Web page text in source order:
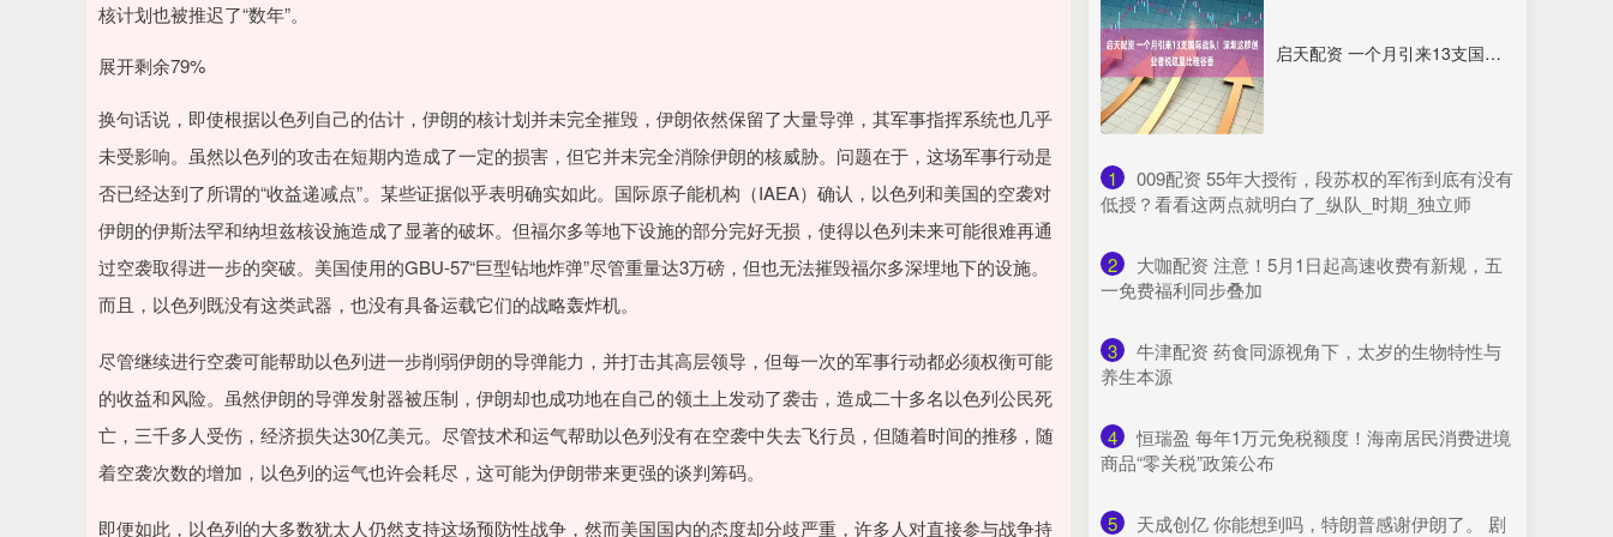
核计划也被推迟了“数年”。
展开剩余79%
换句话说，即使根据以色列自己的估计，伊朗的核计划并未完全摧毁，伊朗依然保留了大量导弹，其军事指挥系统也几乎
未受影响。虽然以色列的攻击在短期内造成了一定的损害，但它并未完全消除伊朗的核威胁。问题在于，这场军事行动是
否已经达到了所谓的“收益递减点”。某些证据似乎表明确实如此。国际原子能机构（IAEA）确认，以色列和美国的空袭对
伊朗的伊斯法罕和纳坦兹核设施造成了显著的破坏。但福尔多等地下设施的部分完好无损，使得以色列未来可能很难再通
过空袭取得进一步的突破。美国使用的GBU-57“巨型钻地炸弹”尽管重量达3万磅，但也无法摧毁福尔多深埋地下的设施。
而且，以色列既没有这类武器，也没有具备运载它们的战略轰炸机。
尽管继续进行空袭可能帮助以色列进一步削弱伊朗的导弹能力，并打击其高层领导，但每一次的军事行动都必须权衡可能
的收益和风险。虽然伊朗的导弹发射器被压制，伊朗却也成功地在自己的领土上发动了袭击，造成二十多名以色列公民死
亡，三千多人受伤，经济损失达30亿美元。尽管技术和运气帮助以色列没有在空袭中失去飞行员，但随着时间的推移，随
着空袭次数的增加，以色列的运气也许会耗尽，这可能为伊朗带来更强的谈判筹码。
即便如此，以色列的大多数犹太人仍然支持这场预防性战争，然而美国国内的态度却分歧严重，许多人对直接参与战争持
启天配资 一个月引来13支国际战队！深圳这群创业者说这里比硅谷香
1
​009配资 55年大授衔，段苏权的军衔到底有没有
低授？看看这两点就明白了_纵队_时期_独立师
2
​大咖配资 注意！5月1日起高速收费有新规，五
一免费福利同步叠加
3
​牛津配资 药食同源视角下，太岁的生物特性与
养生本源
4
​恒瑞盈 每年1万元免税额度！海南居民消费进境
商品“零关税”政策公布
5
​天成创亿 你能想到吗，特朗普感谢伊朗了。 剧